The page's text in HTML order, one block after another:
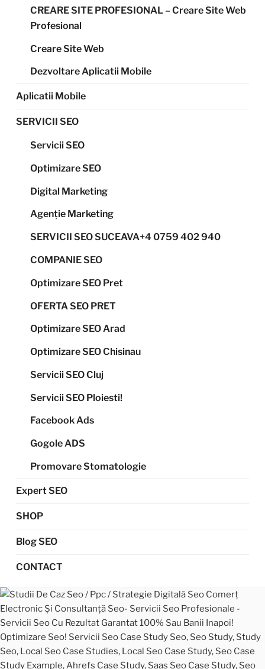
CREARE SITE PROFESIONAL – Creare Site Web
Profesional
Creare Site Web
Dezvoltare Aplicatii Mobile
Aplicatii Mobile
SERVICII SEO
Servicii SEO
Optimizare SEO
Digital Marketing
Agenție Marketing
SERVICII SEO SUCEAVA+4 0759 402 940
COMPANIE SEO
Optimizare SEO Pret
OFERTA SEO PRET
Optimizare SEO Arad
Optimizare SEO Chisinau
Servicii SEO Cluj
Servicii SEO Ploiesti!
Facebook Ads
Gogole ADS
Promovare Stomatologie
Expert SEO
SHOP
Blog SEO
CONTACT